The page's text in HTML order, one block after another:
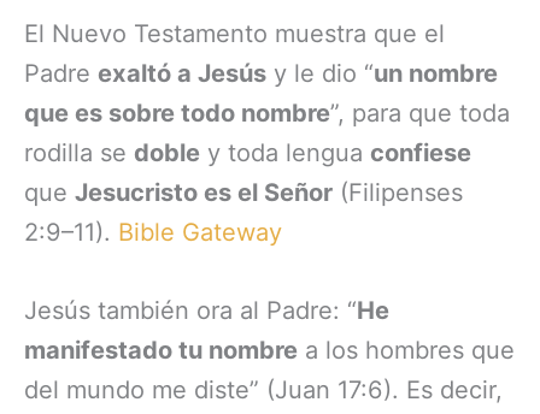
El Nuevo Testamento muestra que el
Padre exaltó a Jesús y le dio “un nombre
que es sobre todo nombre”, para que toda
rodilla se doble y toda lengua confiese
que Jesucristo es el Señor (Filipenses
2:9–11). Bible Gateway
Jesús también ora al Padre: “He
manifestado tu nombre a los hombres que
del mundo me diste” (Juan 17:6). Es decir,